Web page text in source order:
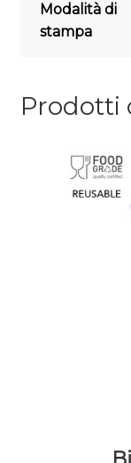
Modalità di
stampa
Prodotti